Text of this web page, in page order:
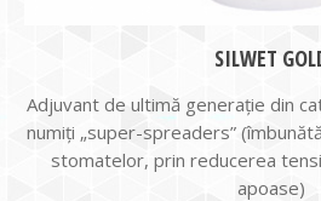
SILWET
Adjuvant de ultimă generație din
numiți „super-spreaders”
stomatelor, prin reducerea
apoase)